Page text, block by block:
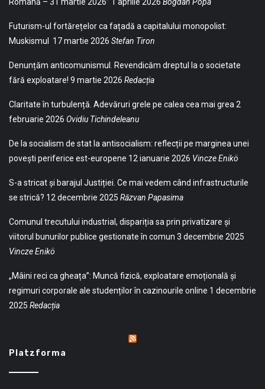
Futurism-ul fortărețelor ca fațadă a capitalului monopolist:
Muskismul
17 martie 2026 Stefan Tiron
Denunțăm anticomunismul. Revendicăm dreptul la o societate
fără exploatare! 9 martie 2026 Redacția
Claritate în turbulență. Adevăruri grele pe calea cea mai grea 2
februarie 2026 Ovidiu Tichindeleanu
De la socialism de stat la antisocialism: reflecții pe marginea unei
povești periferice est-europene 12 ianuarie 2026 Vincze Enikö
S-a stricat și barajul Justiției. Ce mai vedem când infrastructurile
se strică? 12 decembrie 2025 Răzvan Papasima
Comunul trecutului industrial, dispariția sa prin privatizare și
viitorul bunurilor publice gestionate în comun 3 decembrie 2025
Vincze Enikö
„Mâini reci ca gheața”: Muncă fizică, exploatare emoțională și
regimuri corporale ale studenților în cazinourile online 1 decembrie
2025 Redacția
Platzforma